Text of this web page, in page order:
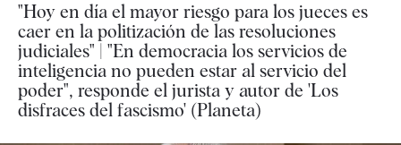
"Hoy en día el mayor riesgo para los jueces es
caer en la politización de las resoluciones
judiciales" | "En democracia los servicios de
inteligencia no pueden estar al servicio del
poder", responde el jurista y autor de 'Los
disfraces del fascismo' (Planeta)